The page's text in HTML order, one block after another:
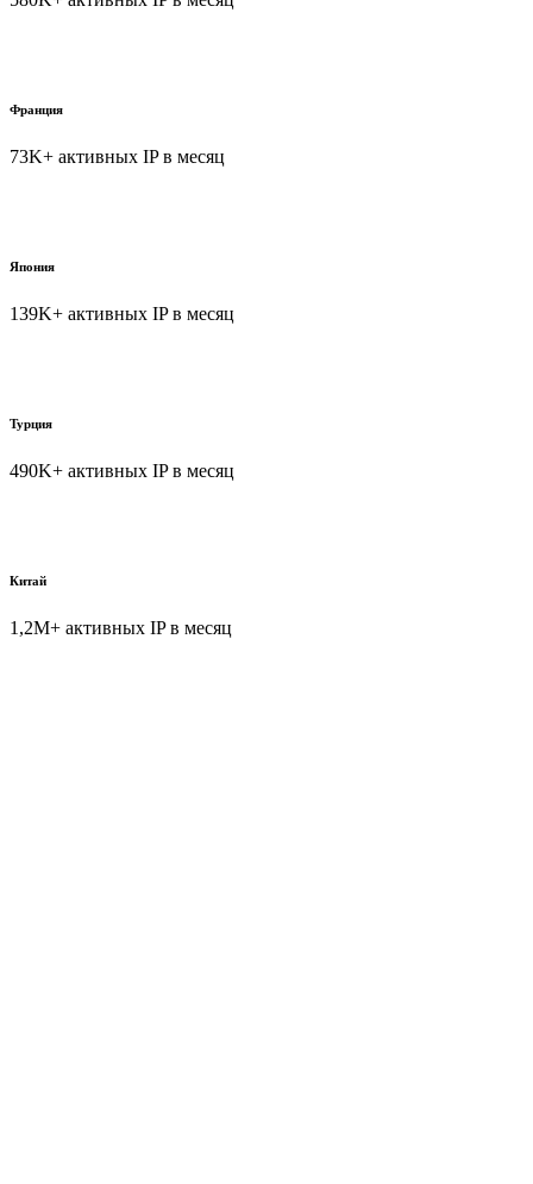
Франция
73K+ активных IP в месяц
Япония
139K+ активных IP в месяц
Турция
490K+ активных IP в месяц
Китай
1,2M+ активных IP в месяц